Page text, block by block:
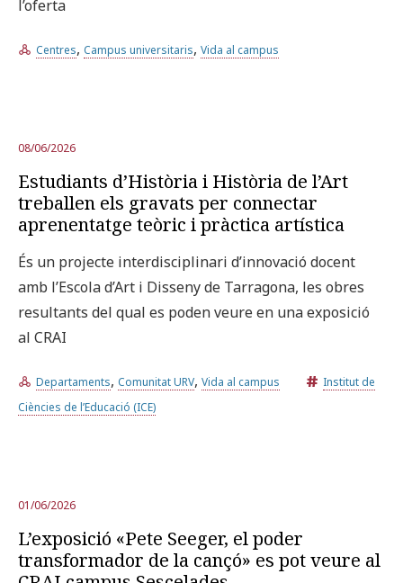
l’oferta
Centres, Campus universitaris, Vida al campus
08/06/2026
Estudiants d’Història i Història de l’Art
treballen els gravats per connectar
aprenentatge teòric i pràctica artística
És un projecte interdisciplinari d’innovació docent
amb l’Escola d’Art i Disseny de Tarragona, les obres
resultants del qual es poden veure en una exposició
al CRAI
Departaments, Comunitat URV, Vida al campus
Institut de
Ciències de l’Educació (ICE)
01/06/2026
L’exposició «Pete Seeger, el poder
transformador de la cançó» es pot veure al